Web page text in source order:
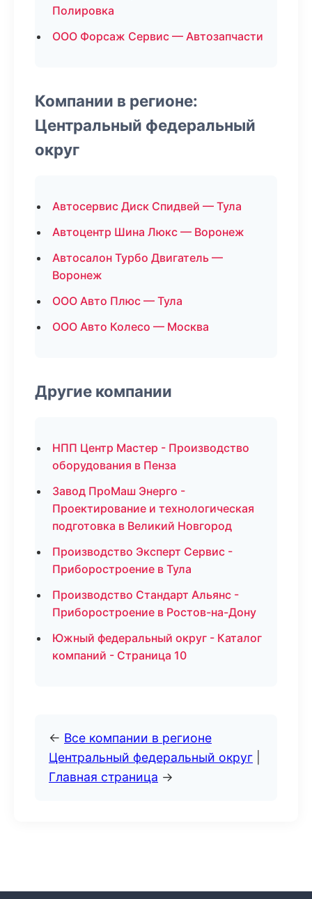
Полировка
ООО Форсаж Сервис — Автозапчасти
Компании в регионе:
Центральный федеральный
округ
Автосервис Диск Спидвей — Тула
Автоцентр Шина Люкс — Воронеж
Автосалон Турбо Двигатель —
Воронеж
ООО Авто Плюс — Тула
ООО Авто Колесо — Москва
Другие компании
НПП Центр Мастер - Производство
оборудования в Пенза
Завод ПроМаш Энерго -
Проектирование и технологическая
подготовка в Великий Новгород
Производство Эксперт Сервис -
Приборостроение в Тула
Производство Стандарт Альянс -
Приборостроение в Ростов-на-Дону
Южный федеральный округ - Каталог
компаний - Страница 10
← Все компании в регионе
Центральный федеральный округ
Главная страница →